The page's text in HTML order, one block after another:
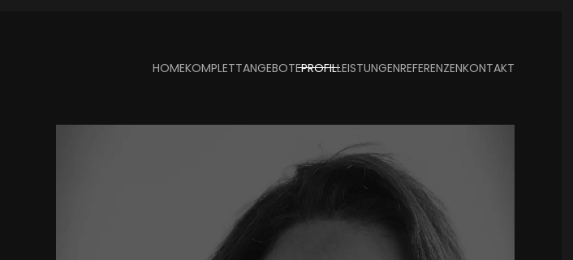
HOMEKOMPLETTANGEBOTEPROFILLEISTUNGENREFERENZENKONTAKT